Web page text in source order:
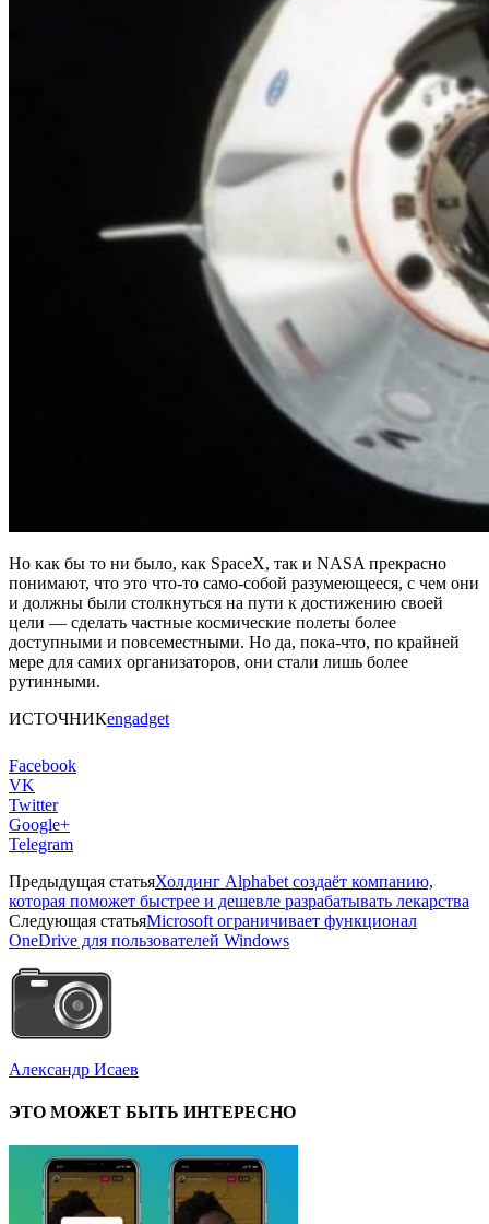
Но как бы то ни было, как SpaceX, так и NASA прекрасно
понимают, что это что-то само-собой разумеющееся, с чем они
и должны были столкнуться на пути к достижению своей
цели — сделать частные космические полеты более
доступными и повсеместными. Но да, пока-что, по крайней
мере для самих организаторов, они стали лишь более
рутинными.
ИСТОЧНИКengadget
Facebook
VK
Twitter
Google+
Telegram
Предыдущая статьяХолдинг Alphabet создаёт компанию,
которая поможет быстрее и дешевле разрабатывать лекарства
Следующая статьяMicrosoft ограничивает функционал
OneDrive для пользователей Windows
Александр Исаев
ЭТО МОЖЕТ БЫТЬ ИНТЕРЕСНО